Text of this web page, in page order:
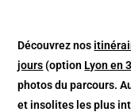
Découvrez nos
jours(option Lyon en
photos du parcours.
et insolites les plus